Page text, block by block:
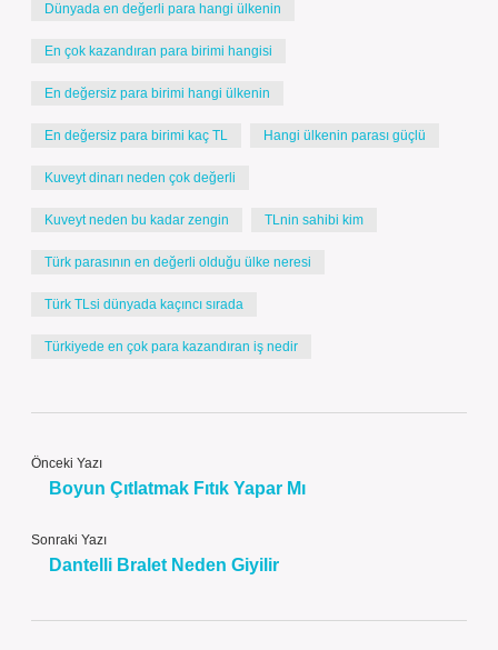
Dünyada en değerli para hangi ülkenin
En çok kazandıran para birimi hangisi
En değersiz para birimi hangi ülkenin
En değersiz para birimi kaç TL Hangi ülkenin parası güçlü
Kuveyt dinarı neden çok değerli
Kuveyt neden bu kadar zengin TLnin sahibi kim
Türk parasının en değerli olduğu ülke neresi
Türk TLsi dünyada kaçıncı sırada
Türkiyede en çok para kazandıran iş nedir
Önceki Yazı
Boyun Çıtlatmak Fıtık Yapar Mı
Sonraki Yazı
Dantelli Bralet Neden Giyilir